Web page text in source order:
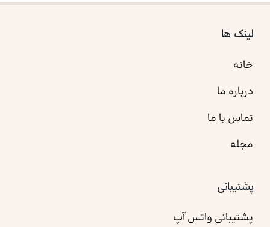
لینک ها
خانه
درباره ما
تماس با ما
مجله
پشتیبانی
پشتیبانی واتس آپ